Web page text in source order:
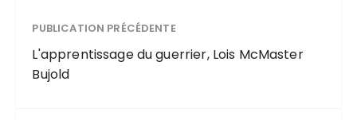
PUBLICATION PRÉCÉDENTE
L'apprentissage du guerrier, Lois McMaster
Bujold